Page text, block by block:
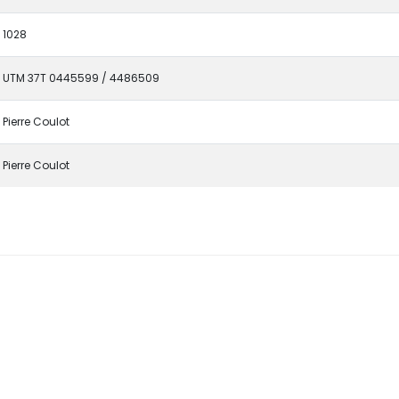
1028
UTM 37T 0445599 / 4486509
Pierre Coulot
Pierre Coulot